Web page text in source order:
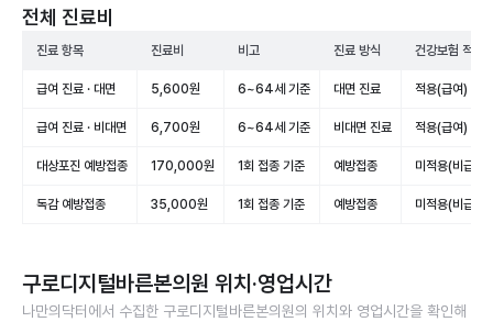
전체 진료비
진료 항목 진료비 비고 진료 방식 건강보험 적용
급여 진료 · 대면 5,600원 6~64세 기준 대면 진료 적용(급여)
급여 진료 · 비대면 6,700원 6~64세 기준 비대면 진료 적용(급여)
대상포진 예방접종 170,000원 1회 접종 기준 예방접종 미적용(비급여)
독감 예방접종 35,000원 1회 접종 기준 예방접종 미적용(비급여)
구로디지털바른본의원 위치·영업시간
나만의닥터에서 수집한 구로디지털바른본의원의 위치와 영업시간을 확인해